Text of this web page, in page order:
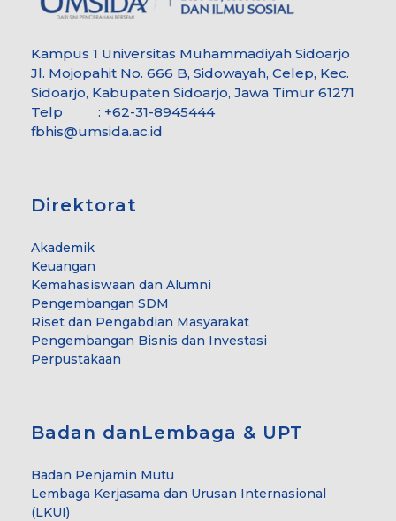
Kampus 1 Universitas Muhammadiyah Sidoarjo
Jl. Mojopahit No. 666 B, Sidowayah, Celep, Kec.
Sidoarjo, Kabupaten Sidoarjo, Jawa Timur 61271
Telp : +62-31-8945444
fbhis@umsida.ac.id
Direktorat
Akademik
Keuangan
Kemahasiswaan dan Alumni
Pengembangan SDM
Riset dan Pengabdian Masyarakat
Pengembangan Bisnis dan Investasi
Perpustakaan
Badan danLembaga & UPT
Badan Penjamin Mutu
Lembaga Kerjasama dan Urusan Internasional
(LKUI)